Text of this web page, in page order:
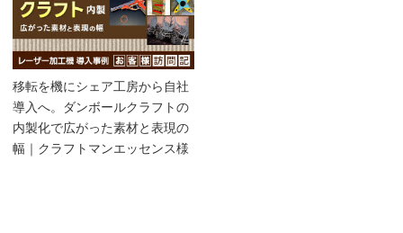
移転を機にシェア工房から自社
導入へ。ダンボールクラフトの
内製化で広がった素材と表現の
幅｜クラフトマンエッセンス様